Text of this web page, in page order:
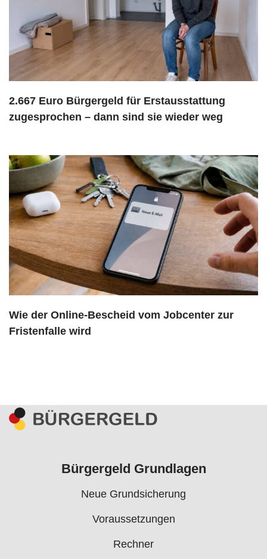
2.667 Euro Bürgergeld für Erstausstattung
zugesprochen – dann sind sie wieder weg
Wie der Online-Bescheid vom Jobcenter zur
Fristenfalle wird
Bürgergeld Grundlagen
Neue Grundsicherung
Voraussetzungen
Rechner